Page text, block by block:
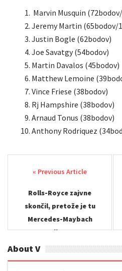
Marvin Musquin
Jeremy Martin (65bodov/
Justin Bogle (62bodov)
Joe Savatgy (54bodov)
Martin Davalos (45bodov)
Matthew Lemoine
Vince Friese (38bodov)
Rj Hampshire (38bodov)
Arnaud Tonus (38bodov)
Anthony Rodriquez
navigation
Rolls-Royce zajvne
skončil, pretože je tu
Mercedes-Maybach
Pullman!
About V